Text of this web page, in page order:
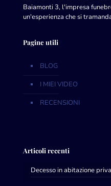
Baiamonti 3, l'impresa
un'esperienza che si
Pagine utili
BLOG
I MIEI VIDEO
RECENSIONI
Articoli recenti
Decesso in abitazione